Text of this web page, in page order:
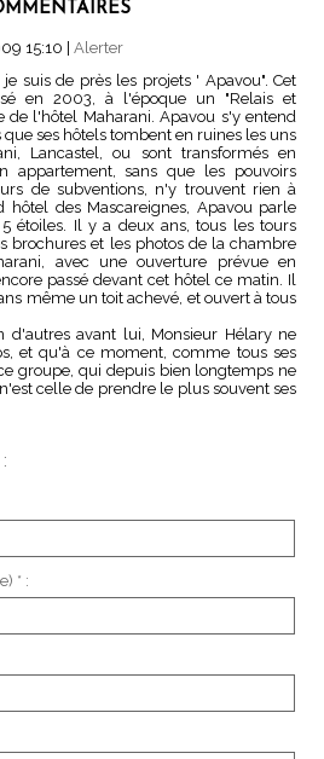
15:10
Alerter
suis de près les projets ' Apavou". Cet
en 2003, à l'époque un "Relais et
de l'hôtel Maharani. Apavou s'y entend
que ses hôtels tombent en ruines les uns
Lancastel, ou sont transformés en
appartement, sans que les pouvoirs
de subventions, n'y trouvent rien à
hôtel des Mascareignes, Apavou parle
étoiles. Il y a deux ans, tous les tours
brochures et les photos de la chambre
avec une ouverture prévue en
passé devant cet hôtel ce matin. Il
même un toit achevé, et ouvert à tous
d'autres avant lui, Monsieur Hélary ne
et qu'à ce moment, comme tous ses
groupe, qui depuis bien longtemps ne
celle de prendre le plus souvent ses
* :